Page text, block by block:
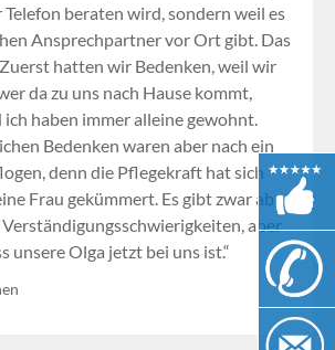
beraten wird, sondern weil es
Ansprechpartner vor Ort gibt. Das
hatten wir Bedenken, weil wir
da zu uns nach Hause kommt,
ich haben immer alleine gewohnt.
Bedenken waren aber nach ein
denn die Pflegekraft hat sich
Frau gekümmert. Es gibt zwar ab
aber
unsere Olga jetzt bei uns ist.“